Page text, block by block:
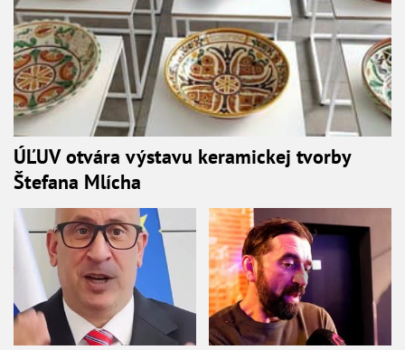
ÚĽUV otvára výstavu keramickej tvorby
Štefana Mlícha